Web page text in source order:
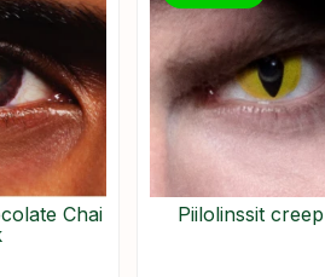
Chai
Piilolinssit